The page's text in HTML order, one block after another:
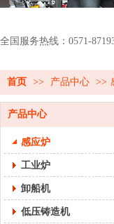
全国服务热线：0571-
首页 >> 产品中心 >>
产品中心
感应炉
工业炉
卸船机
低压铸造机